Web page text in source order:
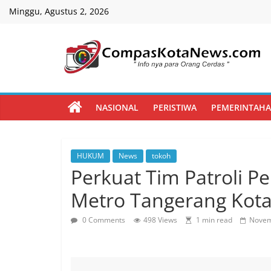
SkipMinggu, Agustus 2, 2026
Compas
Kota
CompasKotaNews.com
Hadir
untuk
memberikan
informasi
NASIONAL PERISTIWA
HUKUM News tokoh
Perkuat Tim Patroli
Metro Tangerang
0 Comments 498 Views 1 min read